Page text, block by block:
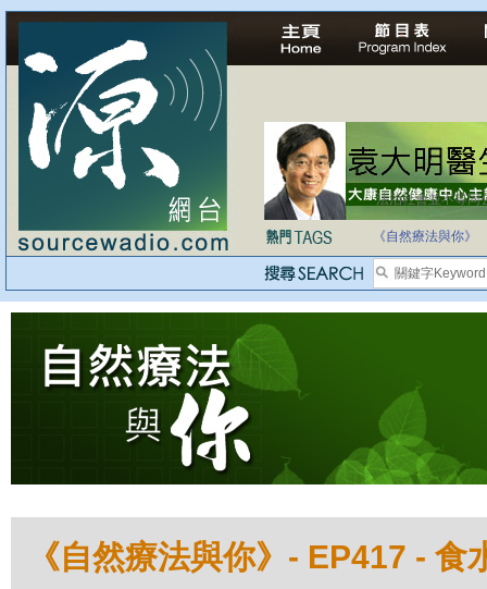
法治社會並不等同
《自然療法與你》
《自然療法與你》- EP417 -